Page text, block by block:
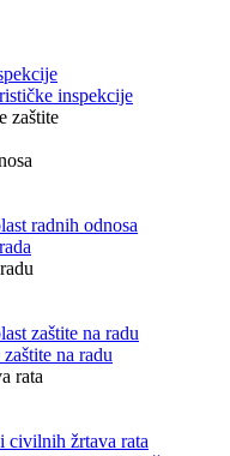
inspekcije
zaštite
radnih odnosa
zaštite na radu
na radu
rata
civilnih žrtava rata